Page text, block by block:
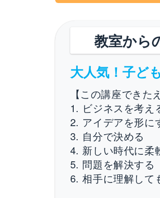
教室から
大人気！子ど
【この講座できた
1. ビジネスを考え
2. アイデアを形に
3. 自分で決める
4. 新しい時代に柔
5. 問題を解決する
6. 相手に理解して